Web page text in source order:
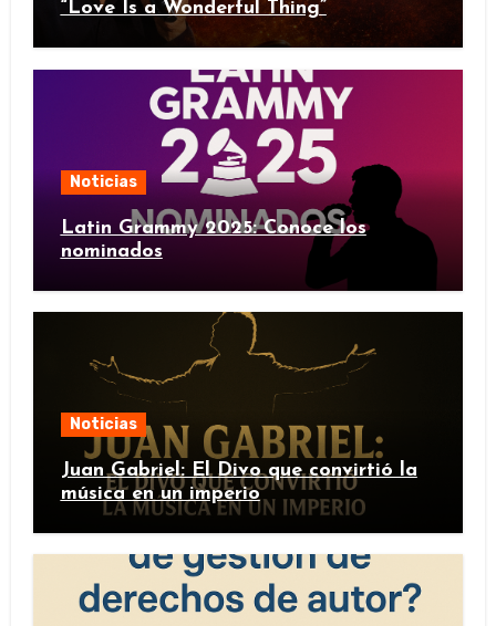
“Love Is a Wonderful Thing”
Noticias
Latin Grammy 2025: Conoce los
nominados
Noticias
Juan Gabriel: El Divo que convirtió la
música en un imperio